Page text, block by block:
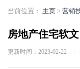
当前位置： 主页 > 营销
房地产住宅软
更新时间：2023-02-22